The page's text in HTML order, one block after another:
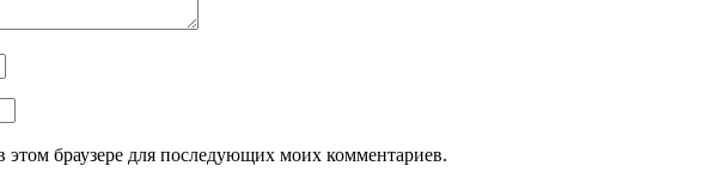
этом браузере для последующих моих комментариев.